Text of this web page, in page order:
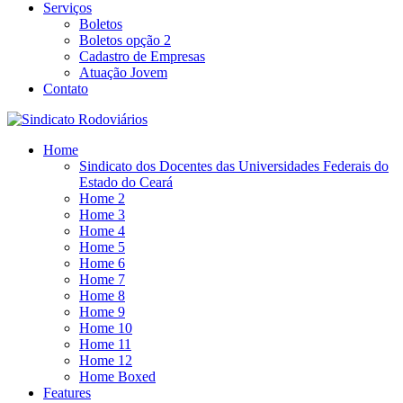
Serviços
Boletos
Boletos opção 2
Cadastro de Empresas
Atuação Jovem
Contato
Home
Sindicato dos Docentes das Universidades Federais do
Estado do Ceará
Home 2
Home 3
Home 4
Home 5
Home 6
Home 7
Home 8
Home 9
Home 10
Home 11
Home 12
Home Boxed
Features